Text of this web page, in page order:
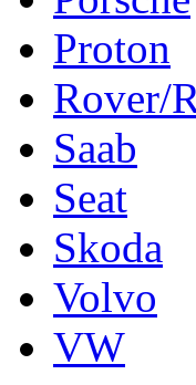
Proton
Rover/
Saab
Seat
Skoda
Volvo
VW